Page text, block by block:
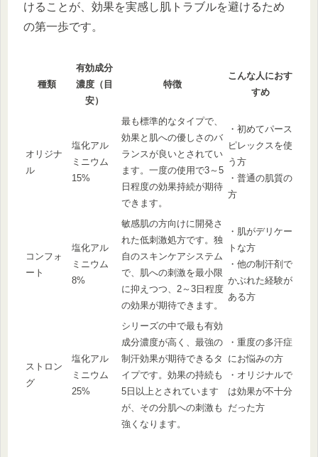
けることが、効果を実感し肌トラブルを避けるため
の第一歩です。
種類
有効成分
濃度（目
安）
特徴
こんな人におす
すめ
オリジナ
ル
塩化アル
ミニウム
15%
最も標準的なタイプで、
効果と肌への優しさのバ
ランスが良いとされてい
ます。一度の使用で3～5
日程度の効果持続が期待
できます。
・初めてパース
ピレックスを使
う方
・普通の肌質の
方
コンフォ
ート
塩化アル
ミニウム
8%
敏感肌の方向けに開発さ
れた低刺激処方です。独
自のスキンケアシステム
で、肌への刺激を最小限
に抑えつつ、2～3日程度
の効果が期待できます。
・肌がデリケー
トな方
・他の制汗剤で
かぶれた経験が
ある方
ストロン
グ
塩化アル
ミニウム
25%
シリーズの中で最も有効
成分濃度が高く、最強の
制汗効果が期待できるタ
イプです。効果の持続も
5日以上とされています
が、その分肌への刺激も
強くなります。
・重度の多汗症
にお悩みの方
・オリジナルで
は効果が不十分
だった方